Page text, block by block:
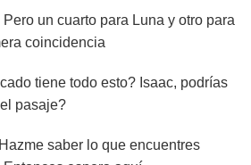
un cuarto para Luna y otro para
coincidencia
tiene todo esto? Isaac, podrías
pasaje?
saber lo que encuentres